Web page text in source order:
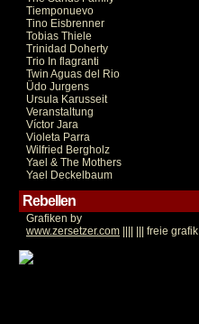
Tiemponuevo
Tino Eisbrenner
Tobias Thiele
Trinidad Doherty
Trio In flagranti
Twin Aguas del Rio
Üdo Jurgens
Ursula Karusseit
Veranstaltung
Víctor Jara
Violeta Parra
Wilfried Bergholz
Yael & The Mothers
Yael Deckelbaum
Rebellen
Grafiken by
www.zersetzer.com |||| ||| freie grafik